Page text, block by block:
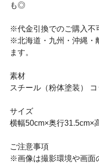
も◎
※代金引換でのご購入不
※北海道・九州・沖縄・
ます。
素材
スチール（粉体塗装）
サイズ
横幅50cm×奥行31.5cm×
ご注意事項
※画像は撮影環境や画面